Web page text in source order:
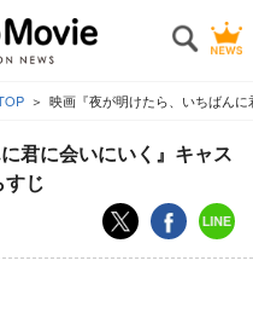
映画『夜が明けたら、いちばん
君に会いにいく』キャス
すじ